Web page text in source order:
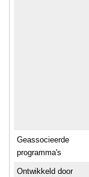
Geassocieerde
programma's
Ontwikkeld door